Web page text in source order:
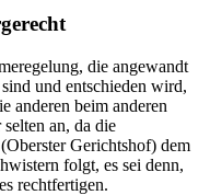
die angewandt
und entschieden wird,
anderen beim anderen
an, da die
Gerichtshof) dem
folgt, es sei denn,
rechtfertigen.